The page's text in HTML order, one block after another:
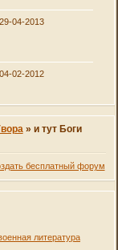
29-04-2013
04-02-2012
» и тут Боги
бесплатный форум